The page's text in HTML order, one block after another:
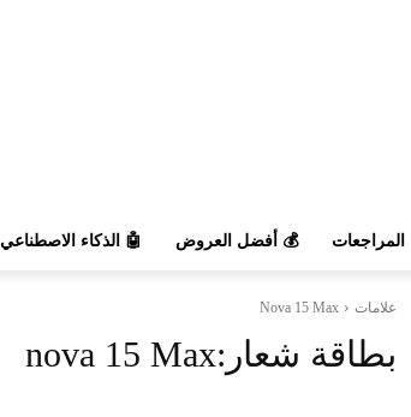
المراجعات 💰 أفضل العروض 🤖 الذكاء الاصطناعي
علامات Nova 15 Max
بطاقة شعار:nova 15 Max